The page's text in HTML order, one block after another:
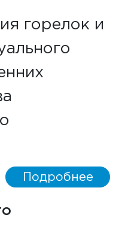
горелок и
Подробнее